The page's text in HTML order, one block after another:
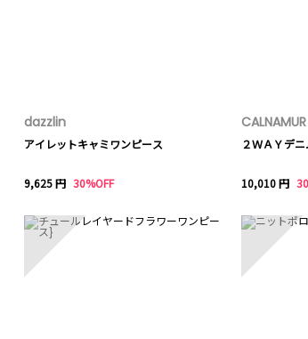
dazzlin
アイレットキャミワンピース
9,625 円 30%OFF
CALNAMUR
２ＷＡＹデ
10,010 円